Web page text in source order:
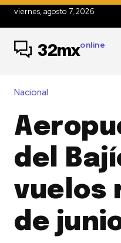
viernes, agosto 7, 2026
32mxonline
Nacional
del
vuelos
de